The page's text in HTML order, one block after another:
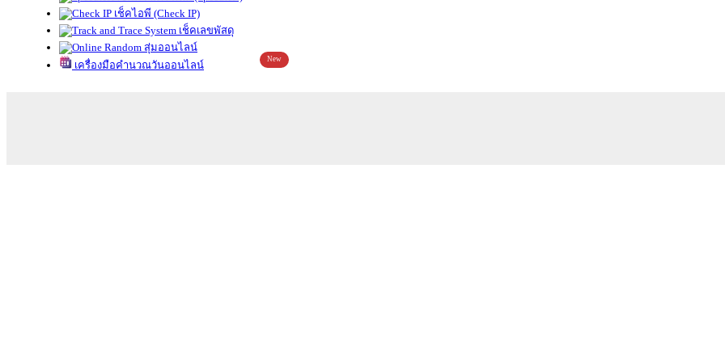
เช็คไอพี (Check IP)
เช็คเลขพัสดุ
สุ่มออนไลน์
เครื่องมือคำนวณวันออนไลน์
New